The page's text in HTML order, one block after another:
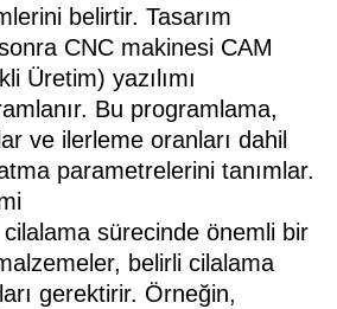
belirtir. Tasarım
CNC makinesi CAM
Üretim) yazılımı
Bu programlama,
ve ilerleme oranları dahil
parametrelerini tanımlar.
sürecinde önemli bir
belirli cilalama
gerektirir. Örneğin,